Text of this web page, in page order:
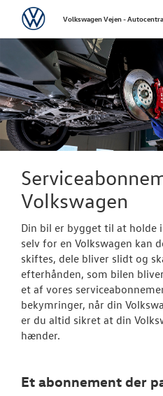
VolkswagenVolkswagen Vejen -
Volkswagen
Din bil er bygget til at holde
selv for en Volkswagen kan
skiftes, dele bliver slidt og
efterhånden, som bilen
et af vores
bekymringer, når din
er du altid sikret at din
hænder.
Et abonnement der